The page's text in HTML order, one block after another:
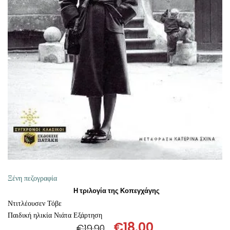
ΠΡΟΣΘΉΚΗ ΣΤΟ ΚΑΛΆΘΙ
Ξένη πεζογραφία
Η τριλογία της Κοπεγχάγης
Ντιτλέουσεν Τόβε
Παιδική ηλικία Νιάτα Εξάρτηση